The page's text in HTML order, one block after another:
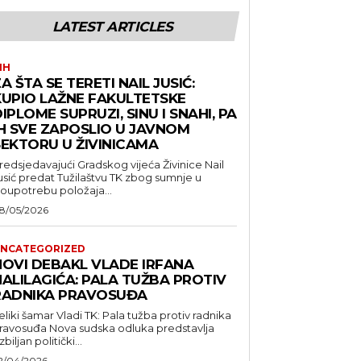
LATEST ARTICLES
ŠTA SE TERETI NAIL JUSIĆ:
LAŽNE FAKULTETSKE
SUPRUZI, SINU I SNAHI, PA
SVE ZAPOSLIO U JAVNOM
U ŽIVINICAMA
Gradskog vijeća Živinice Nail
predat Tužilaštvu TK zbog sumnje u
položaja...
05/2026
DEBAKL VLADE IRFANA
PALA TUŽBA PROTIV
PRAVOSUĐA
šamar Vladi TK: Pala tužba protiv radnika
Nova sudska odluka predstavlja
politički...